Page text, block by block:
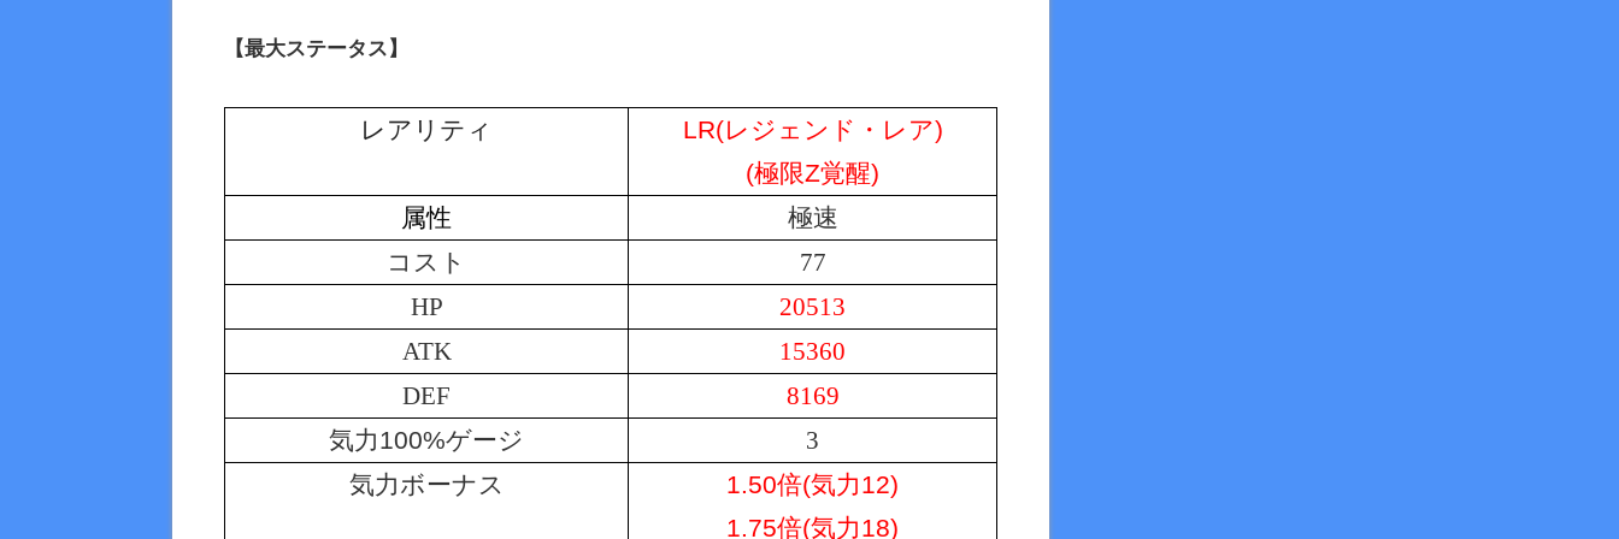
【最大ステータス】
レアリティ
LR(レジェンド・レア)
(極限Z覚醒)
属性
極速
コスト
77
HP
20513
ATK
15360
DEF
8169
気力100%ゲージ
3
気力ボーナス
1.50倍(気力12)
1.75倍(気力18)